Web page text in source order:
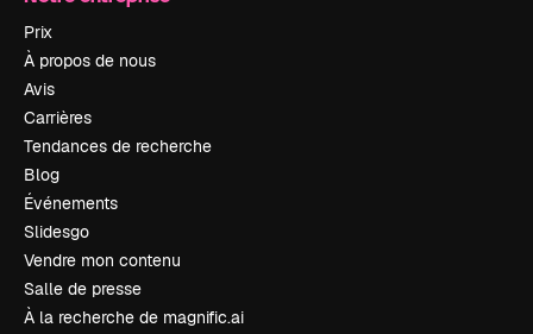
Prix
À propos de nous
Avis
Carrières
Tendances de recherche
Blog
Événements
Slidesgo
Vendre mon contenu
Salle de presse
À la recherche de magnific.ai